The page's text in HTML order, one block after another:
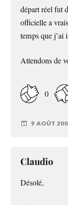
départ réel fut
officielle a
temps que j’ai
Attendons de
0
9 AOÛT
Claudio
Désolé,